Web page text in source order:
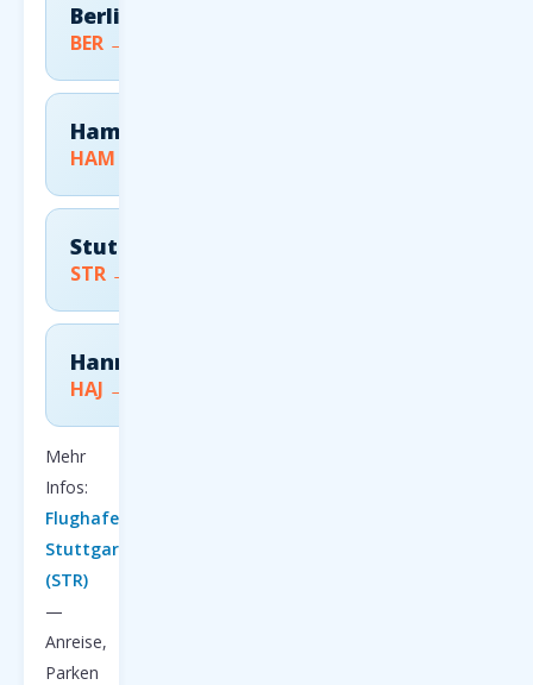
Berlin
BER → FCO
Hamburg
HAM → FCO
Stuttgart
STR → FCO
Hannover
HAJ → FCO
Mehr
Infos:
Flughafen
Stuttgart
(STR)
—
Anreise,
Parken